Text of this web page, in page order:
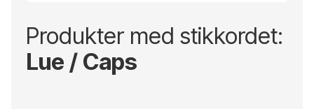
Produkter med stikkordet:
Lue / Caps